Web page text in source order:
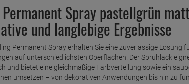
Spray pastellgrün
und langlebige Ergebnisse
Permanent Spray erhalten Sie eine zuverlässige Lösung
auf unterschiedlichsten Oberflächen. Der Sprühlack
und bietet eine gleichmäßige Farbverteilung sowie ein
umsetzen – von dekorativen Anwendungen bis hin zu